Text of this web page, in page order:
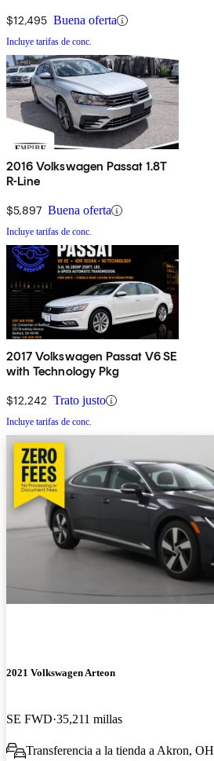
$12,495 Buena oferta
Incluye tarifas de conc.
2016 Volkswagen Passat 1.8T
R-Line
$5,897 Buena oferta
Incluye tarifas de conc.
2017 Volkswagen Passat V6 SE
with Technology Pkg
$12,242 Trato justo
Incluye tarifas de conc.
2021 Volkswagen Arteon
SE FWD 35,211 millas
Transferencia a la tienda a Akron, OH